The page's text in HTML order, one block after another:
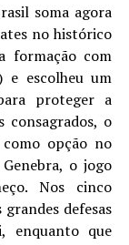
soma agora
no histórico
formação com
e escolheu um
proteger a
consagrados, o
opção no
o jogo
Nos cinco
defesas
enquanto que